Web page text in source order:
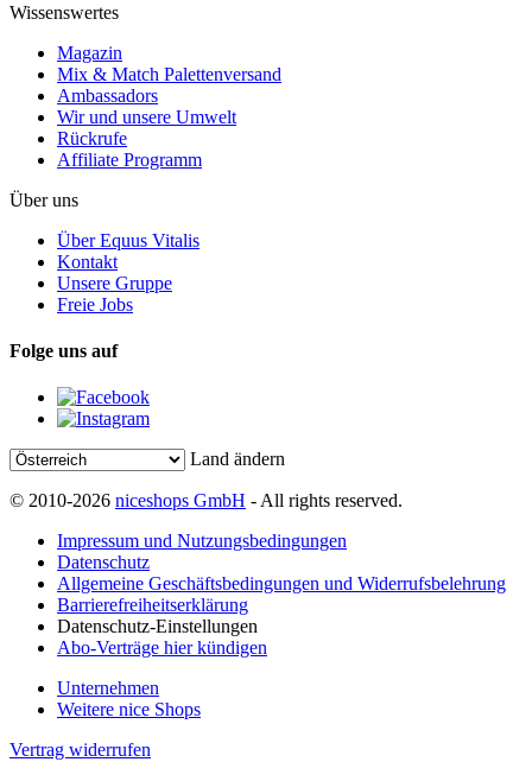
Wissenswertes
Magazin
Mix & Match Palettenversand
Ambassadors
Wir und unsere Umwelt
Rückrufe
Affiliate Programm
Über uns
Über Equus Vitalis
Kontakt
Unsere Gruppe
Freie Jobs
Folge uns auf
Land ändern
© 2010-2026 niceshops GmbH - All rights reserved.
Impressum und Nutzungsbedingungen
Datenschutz
Allgemeine Geschäftsbedingungen und Widerrufsbelehrung
Barrierefreiheitserklärung
Datenschutz-Einstellungen
Abo-Verträge hier kündigen
Unternehmen
Weitere nice Shops
Vertrag widerrufen